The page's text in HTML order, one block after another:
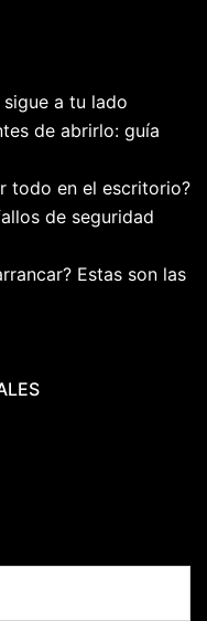
sigue a tu lado
de abrirlo: guía
todo en el escritorio?
de seguridad
Estas son las